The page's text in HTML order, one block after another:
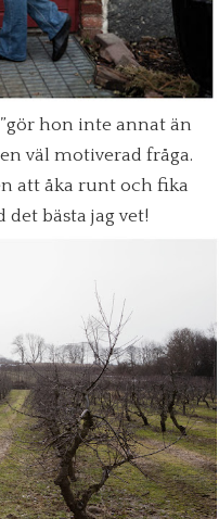
hon inte annat än
väl motiverad fråga.
att åka runt och fika
det bästa jag vet!